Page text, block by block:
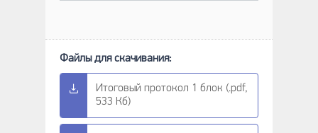
Итоговый протокол 1 блок (.pdf,
533 Кб)